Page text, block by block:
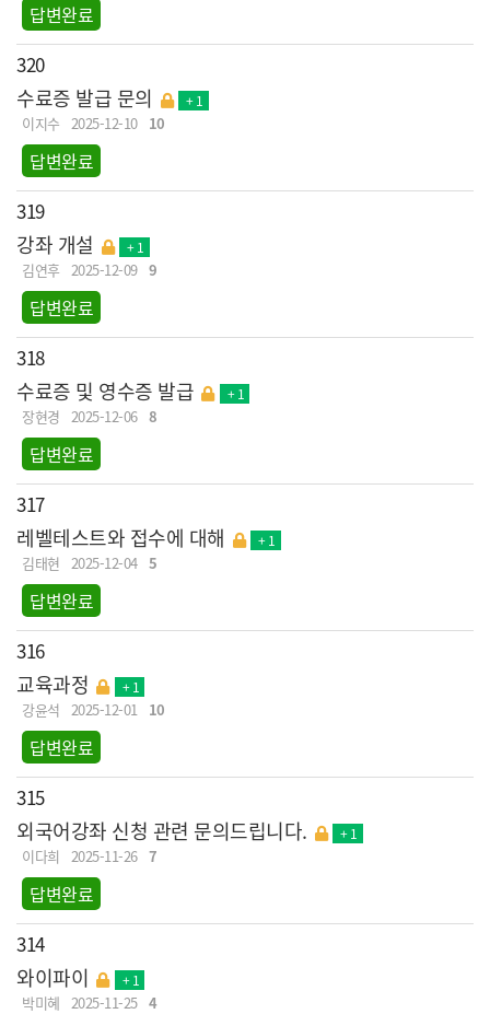
답변완료
320
수료증 발급 문의 + 1
이지수 2025-12-10 10
답변완료
319
강좌 개설 + 1
김연후 2025-12-09 9
답변완료
318
수료증 및 영수증 발급 + 1
장현경 2025-12-06 8
답변완료
317
레벨테스트와 접수에 대해 + 1
김태현 2025-12-04 5
답변완료
316
교육과정 + 1
강윤석 2025-12-01 10
답변완료
315
외국어강좌 신청 관련 문의드립니다. + 1
이다희 2025-11-26 7
답변완료
314
와이파이 + 1
박미혜 2025-11-25 4